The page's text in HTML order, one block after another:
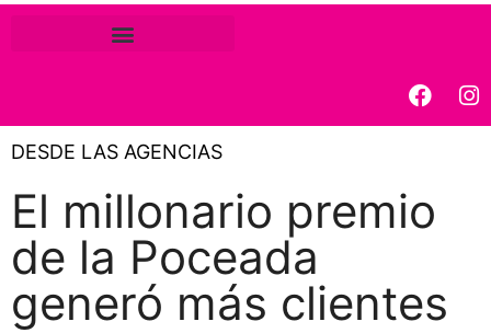
DESDE LAS AGENCIAS
El millonario premio
de la Poceada
generó más clientes